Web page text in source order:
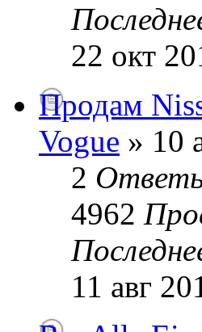
22 окт
Продам
Vogue » 10
2
4962
11 авг